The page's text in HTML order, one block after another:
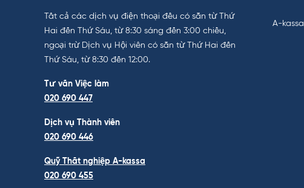
Tất cả các dịch vụ điện thoại đều có sẵn từ Thứ
Hai đến Thứ Sáu, từ 8:30 sáng đến 3:00 chiều,
ngoại trừ Dịch vụ Hội viên có sẵn từ Thứ Hai đến
Thứ Sáu, từ 8:30 đến 12:00.
Tư vấn Việc làm
020 690 447
Dịch vụ Thành viên
020 690 446
Quỹ Thất nghiệp A-kassa
020 690 455
A-kassa